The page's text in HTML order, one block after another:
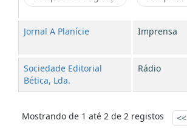
Jornal A Planície Imprensa
Sociedade Editorial
Bética, Lda.
Rádio
Mostrando de 1 até 2 de 2 registos <<